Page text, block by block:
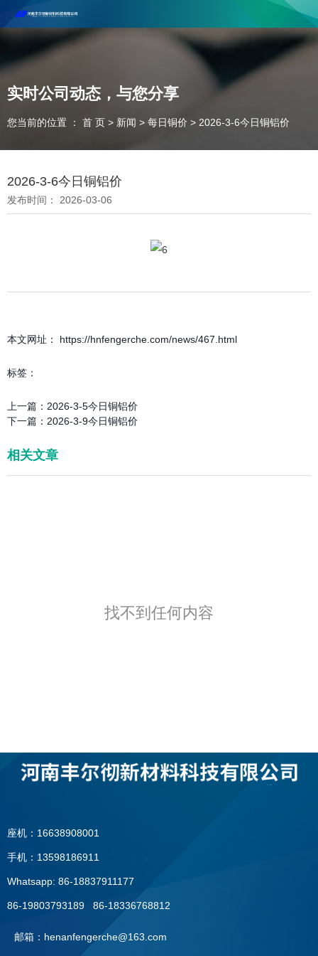
河南丰尔彻新材料科技有限公司欢迎合作咨询！
联系电话：18037947756
实时公司动态，与您分享
您当前的位置 ： 首 页 > 新闻 > 每日铜价 > 2026-3-6今日铜铝价
2026-3-6今日铜铝价
发布时间： 2026-03-06
本文网址： https://hnfengerche.com/news/467.html
标签：
上一篇： 2026-3-5今日铜铝价
下一篇： 2026-3-9今日铜铝价
相关文章
找不到任何内容
座机：16638908001
手机：13598186911
Whatsapp: 86-18837911177
86-19803793189 86-18336768812
邮箱：henanfengerche@163.com